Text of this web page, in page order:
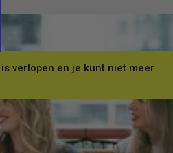
lid van ons Vacature Via
verlopen en je kunt niet meer